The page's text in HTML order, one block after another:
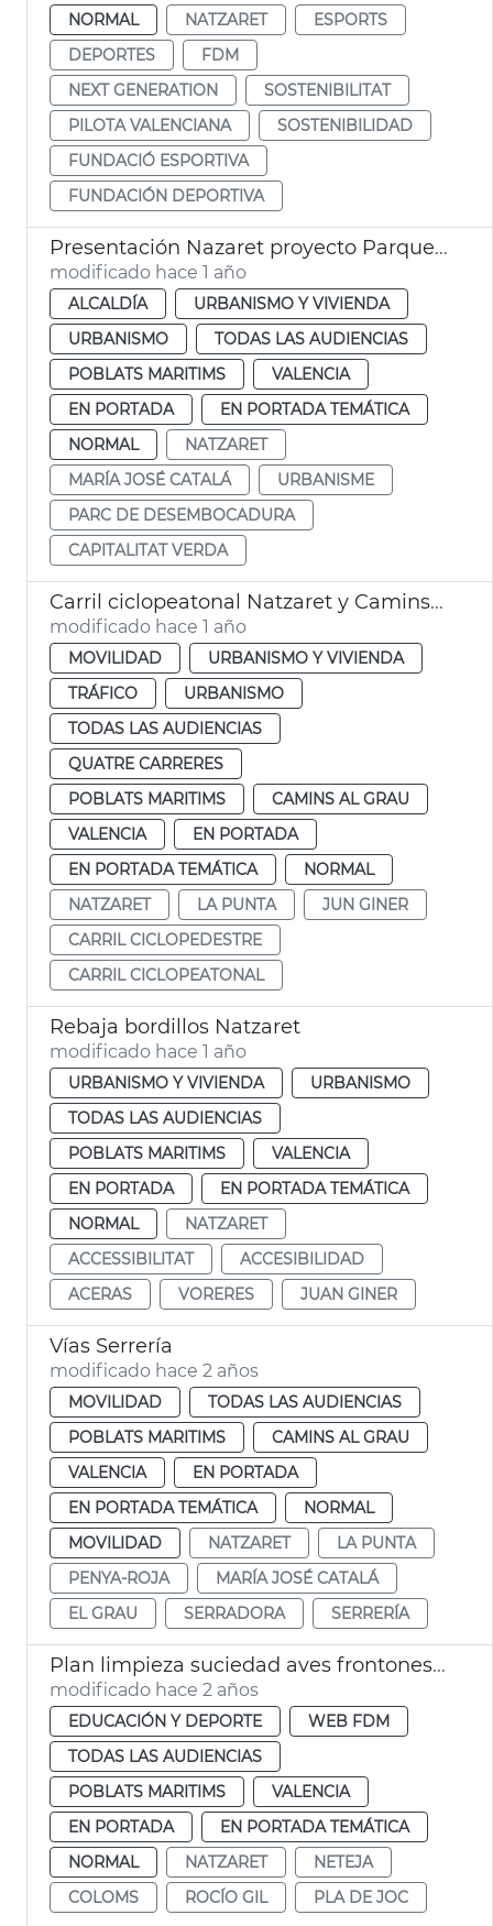
NORMAL
NATZARET
ESPORTS
DEPORTES
FDM
NEXT GENERATION
SOSTENIBILITAT
PILOTA VALENCIANA
SOSTENIBILIDAD
FUNDACIÓ ESPORTIVA
FUNDACIÓN DEPORTIVA
Presentación Nazaret proyecto Parque Desembocadura
modificado hace 1 año
ALCALDÍA
URBANISMO Y VIVIENDA
URBANISMO
TODAS LAS AUDIENCIAS
POBLATS MARITIMS
VALENCIA
EN PORTADA
EN PORTADA TEMÁTICA
NORMAL
NATZARET
MARÍA JOSÉ CATALÁ
URBANISME
PARC DE DESEMBOCADURA
CAPITALITAT VERDA
Carril ciclopeatonal Natzaret y Camins al Grau València
modificado hace 1 año
MOVILIDAD
URBANISMO Y VIVIENDA
TRÁFICO
URBANISMO
TODAS LAS AUDIENCIAS
QUATRE CARRERES
POBLATS MARITIMS
CAMINS AL GRAU
VALENCIA
EN PORTADA
EN PORTADA TEMÁTICA
NORMAL
NATZARET
LA PUNTA
JUN GINER
CARRIL CICLOPEDESTRE
CARRIL CICLOPEATONAL
Rebaja bordillos Natzaret
modificado hace 1 año
URBANISMO Y VIVIENDA
URBANISMO
TODAS LAS AUDIENCIAS
POBLATS MARITIMS
VALENCIA
EN PORTADA
EN PORTADA TEMÁTICA
NORMAL
NATZARET
ACCESSIBILITAT
ACCESIBILIDAD
ACERAS
VORERES JUAN GINER
Vías Serrería
modificado hace 2 años
MOVILIDAD
TODAS LAS AUDIENCIAS
POBLATS MARITIMS
CAMINS AL GRAU
VALENCIA
EN PORTADA
EN PORTADA TEMÁTICA
NORMAL
MOVILIDAD
NATZARET
LA PUNTA
PENYA-ROJA
MARÍA JOSÉ CATALÁ
EL GRAU
SERRADORA SERRERÍA
Plan limpieza suciedad aves frontones Nazaret
modificado hace 2 años
EDUCACIÓN Y DEPORTE
WEB FDM
TODAS LAS AUDIENCIAS
POBLATS MARITIMS
VALENCIA
EN PORTADA
EN PORTADA TEMÁTICA
NORMAL
NATZARET
NETEJA
COLOMS
ROCÍO GIL PLA DE JOC